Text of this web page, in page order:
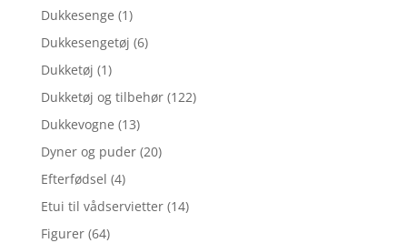
Dukkesenge (1)
Dukkesengetøj (6)
Dukketøj (1)
Dukketøj og tilbehør (122)
Dukkevogne (13)
Dyner og puder (20)
Efterfødsel (4)
Etui til vådservietter (14)
Figurer (64)